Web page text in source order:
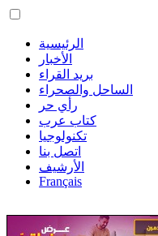
الرئيسية
الأخبار
بريد القراء
الساحل والصحراء
رأي حر
كتاب عرب
تكنولوجيا
اتصل بنا
الأرشيف
Français